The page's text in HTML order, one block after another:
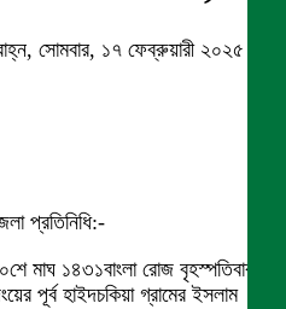
সোমবার, ১৭ ফেব্রুয়ারী ২০২৫
প্রতিনিধি:-
মাঘ ১৪৩১বাংলা রোজ বৃহস্পতিবার
পূর্ব হাইদচকিয়া গ্রামের ইসলাম